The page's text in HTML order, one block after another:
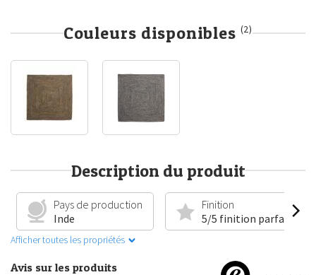
Couleurs disponibles (2)
Description du produit
Pays de production
Inde
Finition
5/5 finition parfaite
Afficher toutes les propriétés
Avis sur les produits